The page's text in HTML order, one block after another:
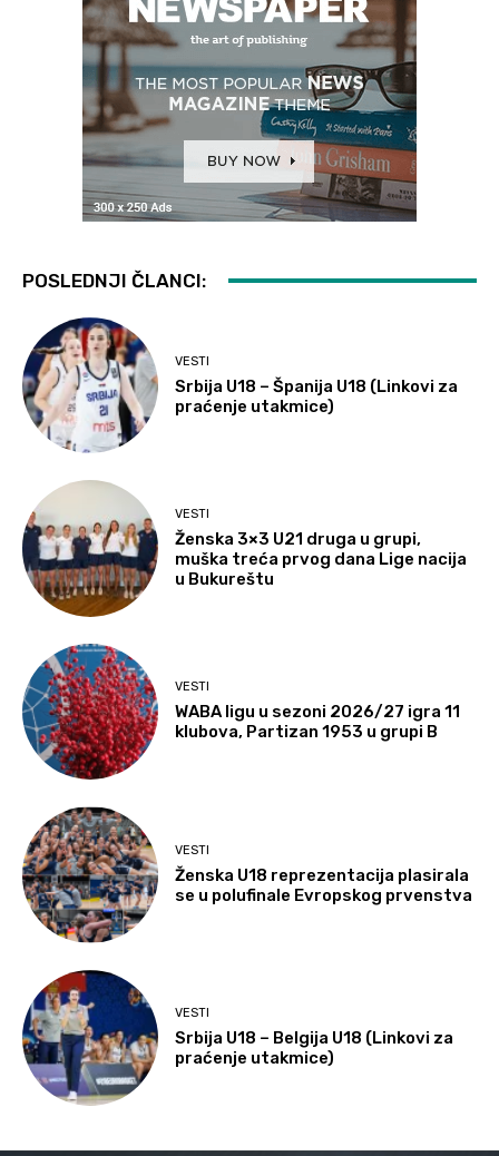
POSLEDNJI ČLANCI:
VESTI
Srbija U18 – Španija U18 (Linkovi za
praćenje utakmice)
VESTI
Ženska 3×3 U21 druga u grupi,
muška treća prvog dana Lige nacija
u Bukureštu
VESTI
WABA ligu u sezoni 2026/27 igra 11
klubova, Partizan 1953 u grupi B
VESTI
Ženska U18 reprezentacija plasirala
se u polufinale Evropskog prvenstva
VESTI
Srbija U18 – Belgija U18 (Linkovi za
praćenje utakmice)